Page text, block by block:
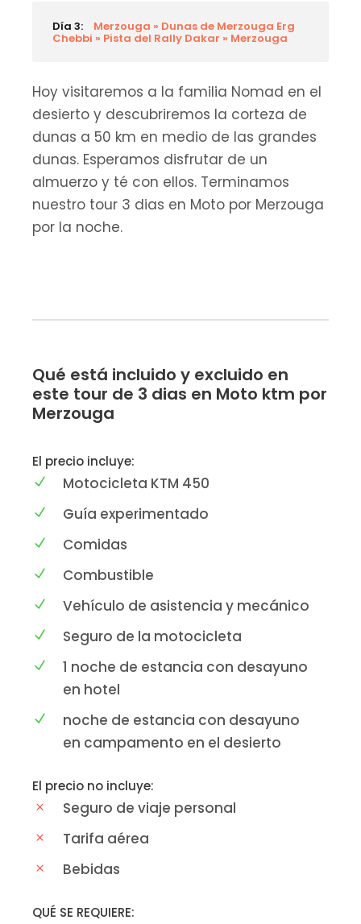
Día 3: Merzouga » Dunas de Merzouga Erg
Chebbi » Pista del Rally Dakar » Merzouga
Hoy visitaremos a la familia Nomad en el
desierto y descubriremos la corteza de
dunas a 50 km en medio de las grandes
dunas. Esperamos disfrutar de un
almuerzo y té con ellos. Terminamos
nuestro tour 3 dias en Moto por Merzouga
por la noche.
Qué está incluido y excluido en
este tour de 3 dias en Moto ktm por
Merzouga
El precio incluye:
Motocicleta KTM 450
Guía experimentado
Comidas
Combustible
Vehículo de asistencia y mecánico
Seguro de la motocicleta
1 noche de estancia con desayuno
en hotel
noche de estancia con desayuno
en campamento en el desierto
El precio no incluye:
Seguro de viaje personal
Tarifa aérea
Bebidas
QUÉ SE REQUIERE: